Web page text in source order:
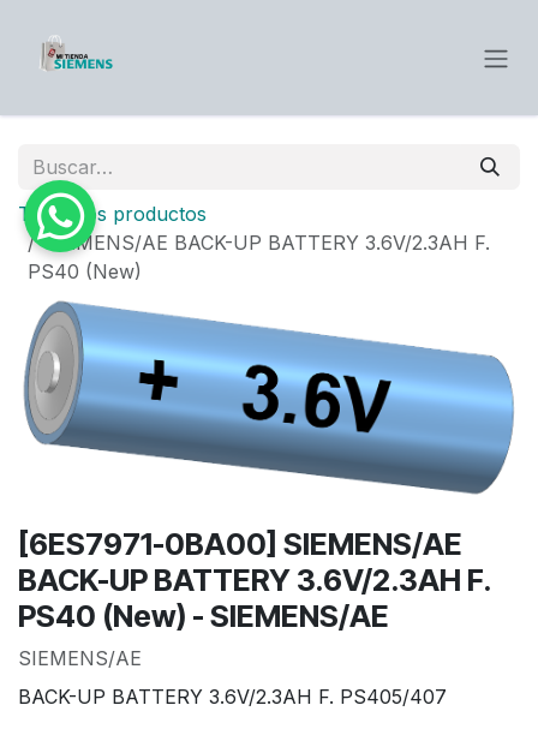
Todos los productos
SIEMENS/AE BACK-UP BATTERY 3.6V/2.3AH F.
PS40 (New)
[6ES7971-0BA00] SIEMENS/AE
BACK-UP BATTERY 3.6V/2.3AH F.
PS40 (New) - SIEMENS/AE
SIEMENS/AE
BACK-UP BATTERY 3.6V/2.3AH F. PS405/407